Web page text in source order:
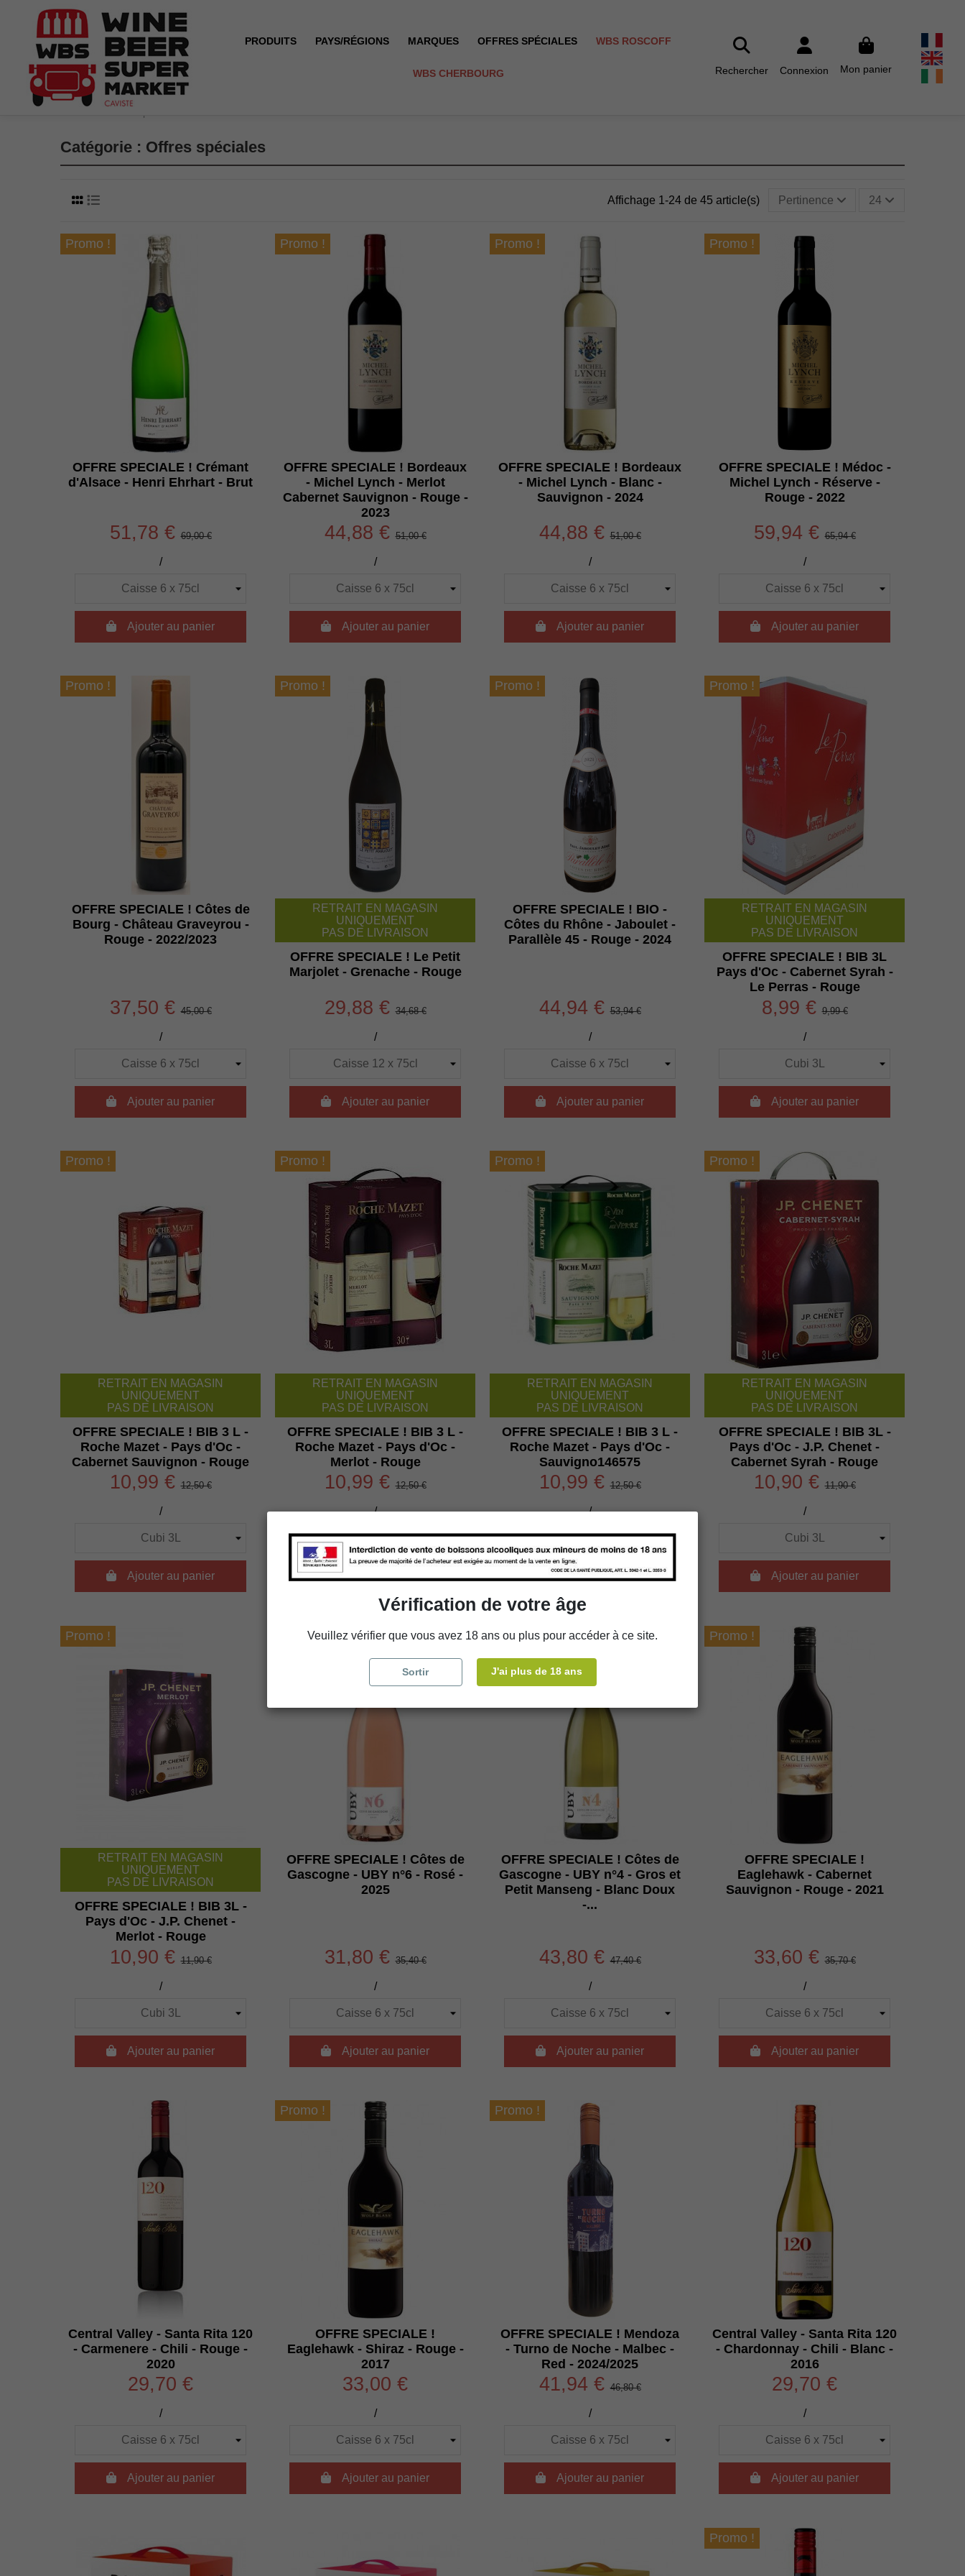
PRODUITS PAYS/RÉGIONS MARQUES OFFRES SPÉCIALES WBS ROSCOFF
WBS CHERBOURG Rechercher Connexion Mon panier
Catégorie : Offres spéciales
Affichage 1-24 de 45 article(s) Pertinence 24
Promo !
OFFRE SPECIALE ! Crémant
d'Alsace - Henri Ehrhart - Brut
51,78 €69,00 €
/
Ajouter au panier
Promo !
OFFRE SPECIALE ! Bordeaux
- Michel Lynch - Merlot
Cabernet Sauvignon - Rouge -
2023
44,88 €51,00 €
/
Ajouter au panier
Promo !
OFFRE SPECIALE ! Bordeaux
- Michel Lynch - Blanc -
Sauvignon - 2024
44,88 €51,00 €
/
Ajouter au panier
Promo !
OFFRE SPECIALE ! Médoc -
Michel Lynch - Réserve -
Rouge - 2022
59,94 €65,94 €
/
Ajouter au panier
Promo !
OFFRE SPECIALE ! Côtes de
Bourg - Château Graveyrou -
Rouge - 2022/2023
37,50 €45,00 €
/
Ajouter au panier
Promo !
RETRAIT EN MAGASIN
UNIQUEMENT
PAS DE LIVRAISON
OFFRE SPECIALE ! Le Petit
Marjolet - Grenache - Rouge
29,88 €34,68 €
/
Ajouter au panier
Promo !
OFFRE SPECIALE ! BIO -
Côtes du Rhône - Jaboulet -
Parallèle 45 - Rouge - 2024
44,94 €53,94 €
/
Ajouter au panier
Promo !
RETRAIT EN MAGASIN
UNIQUEMENT
PAS DE LIVRAISON
OFFRE SPECIALE ! BIB 3L
Pays d'Oc - Cabernet Syrah -
Le Perras - Rouge
8,99 €9,99 €
/
Ajouter au panier
Promo !
RETRAIT EN MAGASIN
UNIQUEMENT
PAS DE LIVRAISON
OFFRE SPECIALE ! BIB 3 L -
Roche Mazet - Pays d'Oc -
Cabernet Sauvignon - Rouge
10,99 €12,50 €
/
Ajouter au panier
Promo !
RETRAIT EN MAGASIN
UNIQUEMENT
PAS DE LIVRAISON
OFFRE SPECIALE ! BIB 3 L -
Roche Mazet - Pays d'Oc -
Merlot - Rouge
10,99 €12,50 €
/
Ajouter au panier
Promo !
RETRAIT EN MAGASIN
UNIQUEMENT
PAS DE LIVRAISON
OFFRE SPECIALE ! BIB 3 L -
Roche Mazet - Pays d'Oc -
Sauvigno146575
10,99 €12,50 €
/
Ajouter au panier
Promo !
RETRAIT EN MAGASIN
UNIQUEMENT
PAS DE LIVRAISON
OFFRE SPECIALE ! BIB 3L -
Pays d'Oc - J.P. Chenet -
Cabernet Syrah - Rouge
10,90 €11,90 €
/
Ajouter au panier
Promo !
RETRAIT EN MAGASIN
UNIQUEMENT
PAS DE LIVRAISON
OFFRE SPECIALE ! BIB 3L -
Pays d'Oc - J.P. Chenet -
Merlot - Rouge
10,90 €11,90 €
/
Ajouter au panier
Promo !
OFFRE SPECIALE ! Côtes de
Gascogne - UBY n°6 - Rosé -
2025
31,80 €35,40 €
/
Ajouter au panier
Promo !
OFFRE SPECIALE ! Côtes de
Gascogne - UBY n°4 - Gros et
Petit Manseng - Blanc Doux
-...
43,80 €47,40 €
/
Ajouter au panier
Promo !
OFFRE SPECIALE !
Eaglehawk - Cabernet
Sauvignon - Rouge - 2021
33,60 €35,70 €
/
Ajouter au panier
Central Valley - Santa Rita 120
- Carmenere - Chili - Rouge -
2020
29,70 €
/
Ajouter au panier
Promo !
OFFRE SPECIALE !
Eaglehawk - Shiraz - Rouge -
2017
33,00 €
/
Ajouter au panier
Promo !
OFFRE SPECIALE ! Mendoza
- Turno de Noche - Malbec -
Red - 2024/2025
41,94 €46,80 €
/
Ajouter au panier
Central Valley - Santa Rita 120
- Chardonnay - Chili - Blanc -
2016
29,70 €
/
Ajouter au panier
Promo !
Vérification de votre âge
Veuillez vérifier que vous avez 18 ans ou plus pour accéder à ce site.
Sortir J'ai plus de 18 ans